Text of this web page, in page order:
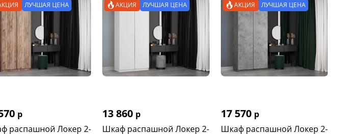
ЛУЧШАЯ ЦЕНА
р
распашной Локер 2-
АКЦИЯ ЛУЧШАЯ ЦЕНА
13 860 р
Шкаф распашной Локер 2-
АКЦИЯ ЛУЧШАЯ ЦЕНА
17 570 р
Шкаф распашной Локер 2-